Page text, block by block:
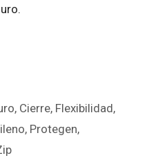
, Cierre, Flexibilidad,
, Protegen,